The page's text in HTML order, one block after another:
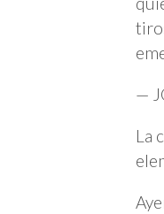
—
La